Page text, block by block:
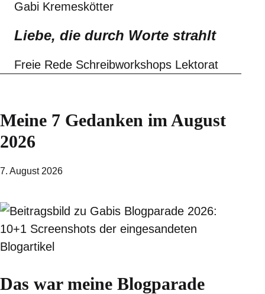
Gabi Kremeskötter
Liebe, die durch Worte strahlt
Freie Rede Schreibworkshops Lektorat
Meine 7 Gedanken im August
2026
7. August 2026
Das war meine Blogparade